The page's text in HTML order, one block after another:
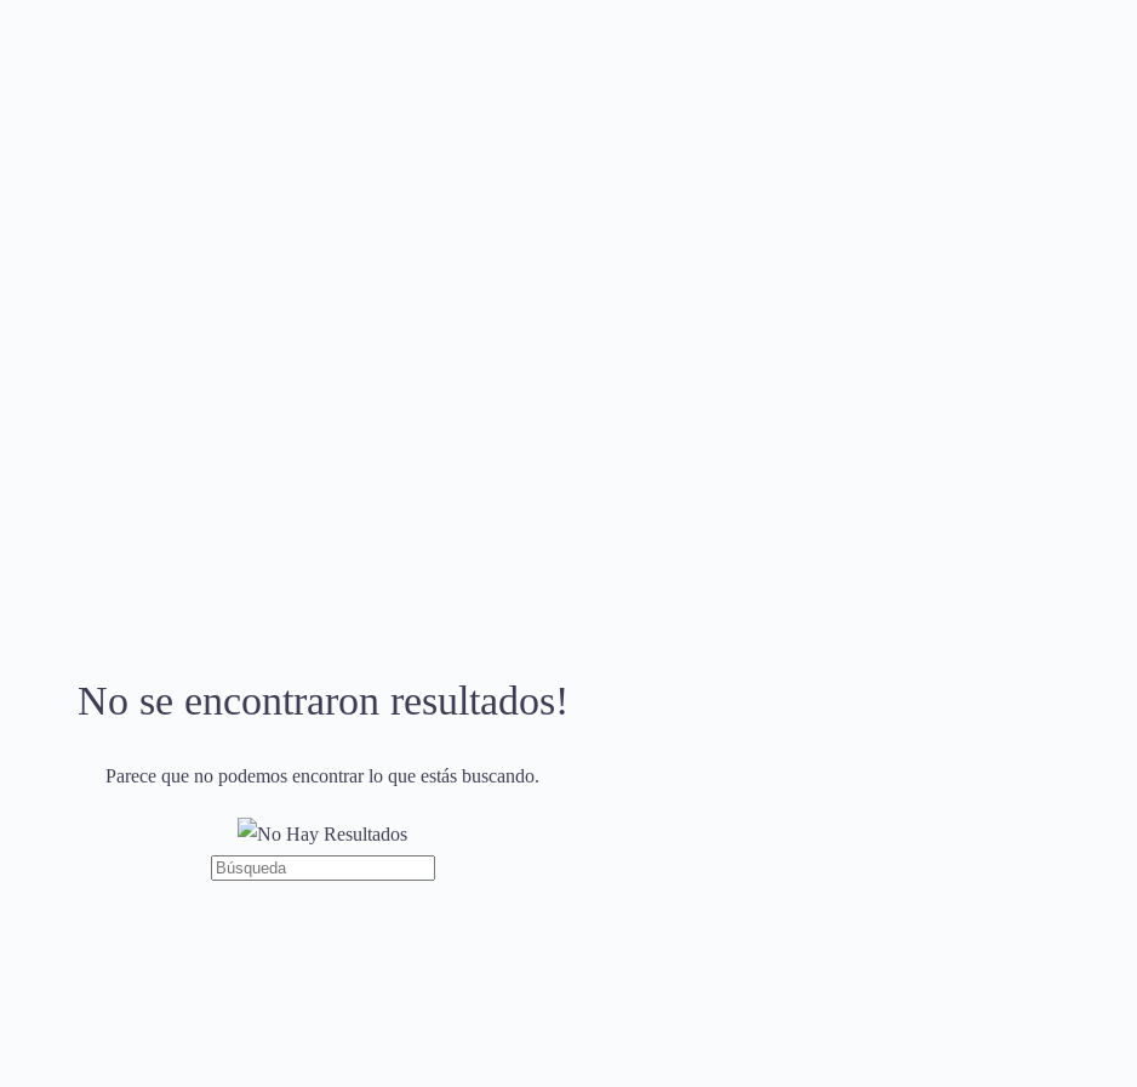
No se encontraron resultados!
Parece que no podemos encontrar lo que estás buscando.
Búsqueda